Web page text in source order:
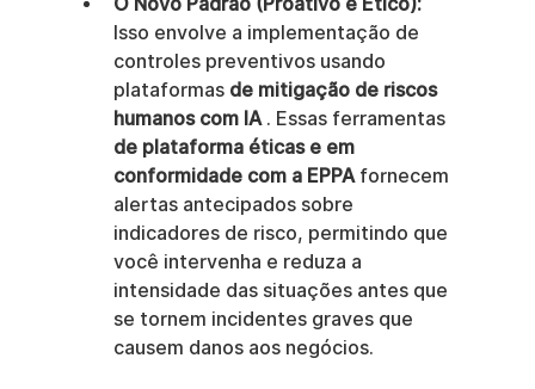
O Novo Padrão (Proativo e Ético):
Isso envolve a implementação de
controles preventivos usando
plataformas de mitigação de riscos
humanos com IA . Essas ferramentas
de plataforma éticas e em
conformidade com a EPPA fornecem
alertas antecipados sobre
indicadores de risco, permitindo que
você intervenha e reduza a
intensidade das situações antes que
se tornem incidentes graves que
causem danos aos negócios.